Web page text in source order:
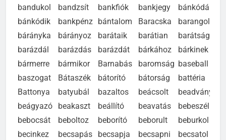
bandukol
bandzsít bankfiók bankjegy
bánkódás
bánkódik
bankpénz bántalom Baracska
barangol
bárányka
bárányoz barátaik barátian
barátság
barázdál
barázdás barázdát bárkához
bárkinek
bármerre
bármikor Barnabás baromság baseball
baszogat
Bátaszék bátorító bátorság
battéria
Battonya
batyubál bazaltos beácsolt
beadvány
beágyazó
beakaszt beállító beavatás
bebeszél
bebocsát
beboltoz beborító beborult
beburkol
becinkez
becsapás becsapja becsapni
becsatol